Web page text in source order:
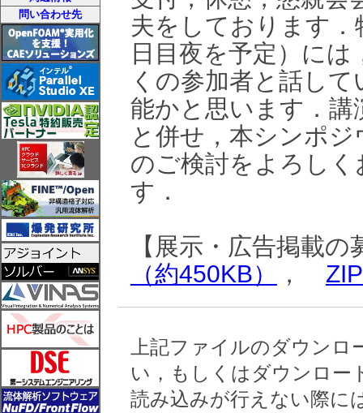
問い合わせ先
夫をしております
日目夜を予定）に
くの参加者と話し
能かと思います．講
と併せ，本シンポ
のご検討をよろし
す．
【展示・広告掲載
（約450KB）
，
上記ファイルのダウン
い，もしくはダウンロー
読み込みが行えない際に